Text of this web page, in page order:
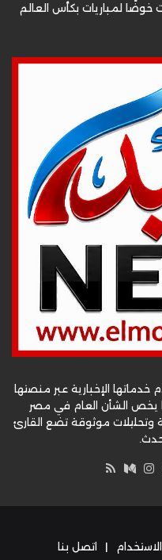
خوضًا لمباريات بكأس العالم
الإخبارية عبر منصتها
ما يخص الشأن العام في مصر
وتحليلات موثوقة تضع القارئ
‫YouTube
انستقرام
وسط
| اتصل بنا